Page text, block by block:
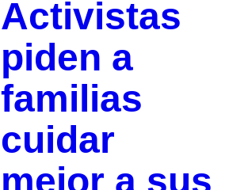
Activistas
piden a
familias
cuidar
mejor a sus